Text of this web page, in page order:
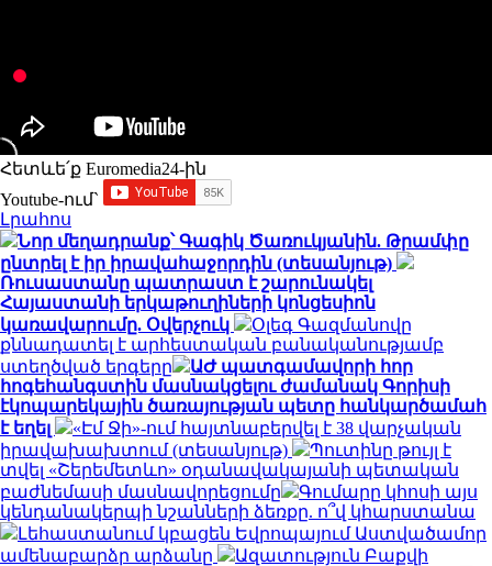
Հետևե՛ք Euromedia24-ին
Youtube-ում`
Լրահոս
Նոր մեղադրանք՝ Գագիկ Ծառուկյանին. Թրամփը
ընտրել է իր իրավահաջորդին (տեսանյութ)
Ռուսաստանը պատրաստ է շարունակել
Հայաստանի երկաթուղիների կոնցեսիոն
կառավարումը. Օվերչուկ
Օլեգ Գազմանովը
քննադատել է արհեստական բանականությամբ
ստեղծված երգերը
ԱԺ պատգամավորի հոր
հոգեհանգստին մասնակցելու ժամանակ Գորիսի
էկոպարեկային ծառայության պետը հանկարծամահ
է եղել
«Էմ Ջի»-ում հայտնաբերվել է 38 վարչական
իրավախախտում (տեսանյութ)
Պուտինը թույլ է
տվել «Շերեմետևո» օդանավակայանի պետական
բաժնեմասի մասնավորեցումը
Գումարը կհոսի այս
կենդանակերպի նշանների ձեռքը. ո՞վ կհարստանա
Լեհաստանում կբացեն Եվրոպայում Աստվածամոր
ամենաբարձր արձանը
Ազատություն Բաքվի